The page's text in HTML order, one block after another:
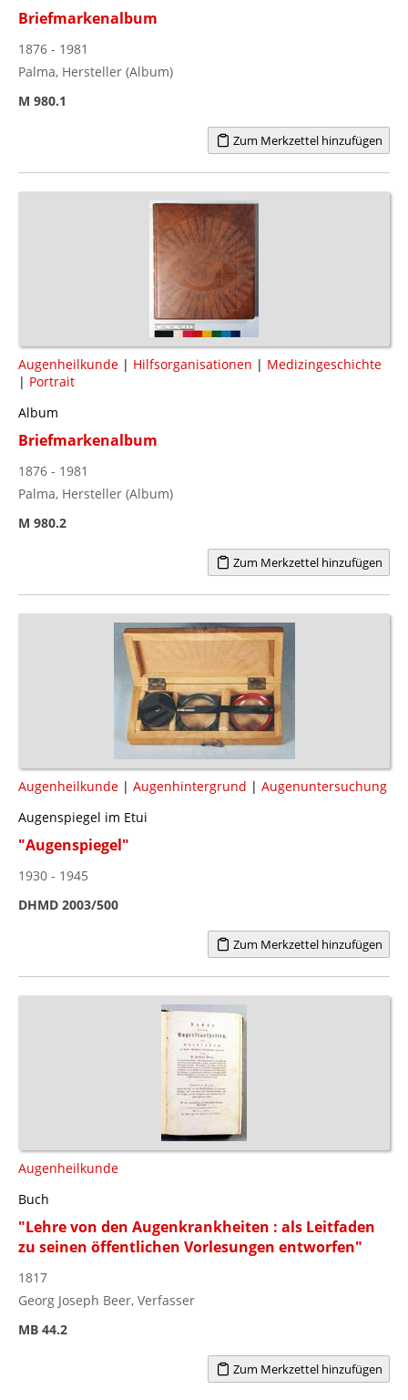
Briefmarkenalbum
1876 - 1981
Palma, Hersteller (Album)
M 980.1
Zum Merkzettel hinzufügen
Augenheilkunde | Hilfsorganisationen | Medizingeschichte
| Portrait
Album
Briefmarkenalbum
1876 - 1981
Palma, Hersteller (Album)
M 980.2
Zum Merkzettel hinzufügen
Augenheilkunde | Augenhintergrund | Augenuntersuchung
Augenspiegel im Etui
"Augenspiegel"
1930 - 1945
DHMD 2003/500
Zum Merkzettel hinzufügen
Augenheilkunde
Buch
"Lehre von den Augenkrankheiten : als Leitfaden
zu seinen öffentlichen Vorlesungen entworfen"
1817
Georg Joseph Beer, Verfasser
MB 44.2
Zum Merkzettel hinzufügen